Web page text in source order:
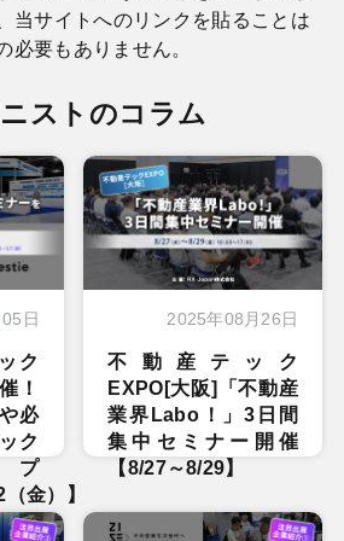
当サイトへのリンクを貼ることは
必要もありません。
ストのコラム
日
ク
！
必
ク
金）】
2025年08月26日
不動産テック
EXPO[大阪]「不動産
業界Labo！」3日間
集中セミナー開催
【8/27～8/29】